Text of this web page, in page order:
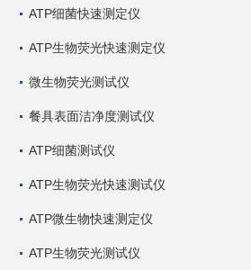
ATP细菌快速测定仪
ATP生物荧光快速测定仪
微生物荧光测试仪
餐具表面洁净度测试仪
ATP细菌测试仪
ATP生物荧光快速测试仪
ATP微生物快速测定仪
ATP生物荧光测试仪